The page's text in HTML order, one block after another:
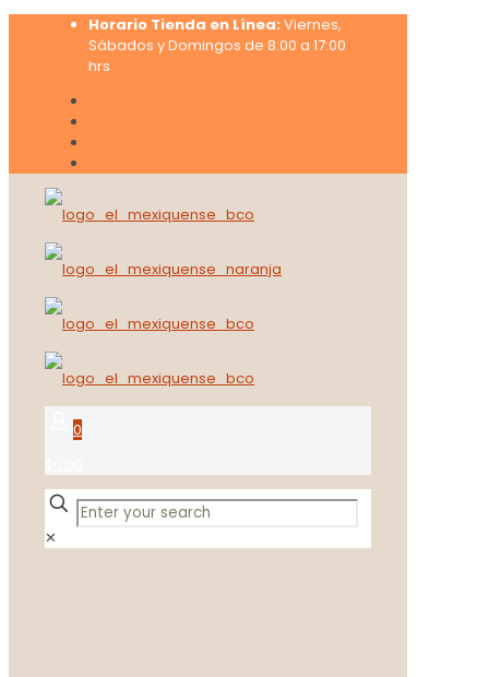
Horario Tienda en Línea: Viernes,
Sábados y Domingos de 8:00 a 17:00
hrs.
0
✕